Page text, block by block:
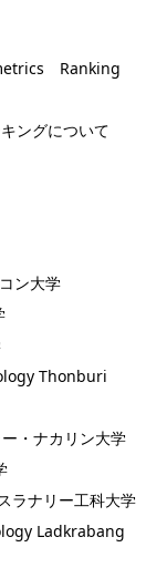
Ranking
ングについて
ン大学
Thonburi
・ナカリン大学
ラナリー工科大学
Ladkrabang